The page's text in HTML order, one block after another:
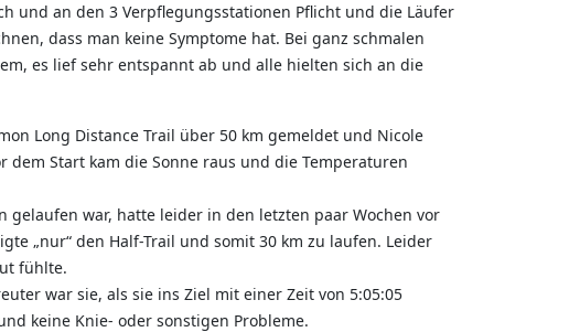
und an den 3 Verpflegungsstationen Pflicht und die Läufer
dass man keine Symptome hat. Bei ganz schmalen
es lief sehr entspannt ab und alle hielten sich an die
Long Distance Trail über 50 km gemeldet und Nicole
Start kam die Sonne raus und die Temperaturen
gelaufen war, hatte leider in den letzten paar Wochen vor
„nur“ den Half-Trail und somit 30 km zu laufen. Leider
fühlte.
war sie, als sie ins Ziel mit einer Zeit von 5:05:05
keine Knie- oder sonstigen Probleme.